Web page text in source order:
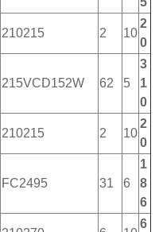
210215 2 10
2
0
215VCD152W 62 5
3
1
0
210215 2 10
2
0
FC2495 31 6
1
8
6
6